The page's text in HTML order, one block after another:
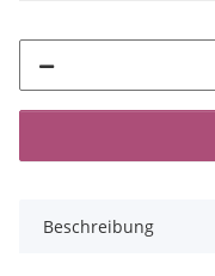
Beschreibung